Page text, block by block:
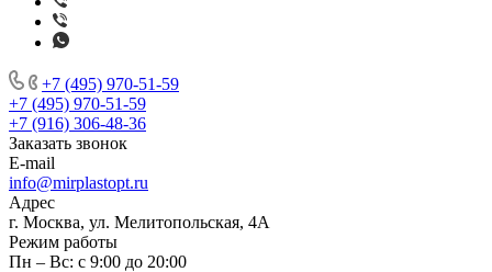
+7 (495) 970-51-59
+7 (495) 970-51-59
+7 (916) 306-48-36
Заказать звонок
E-mail
info@mirplastopt.ru
Адрес
г. Москва, ул. Мелитопольская, 4А
Режим работы
Пн – Вс: с 9:00 до 20:00